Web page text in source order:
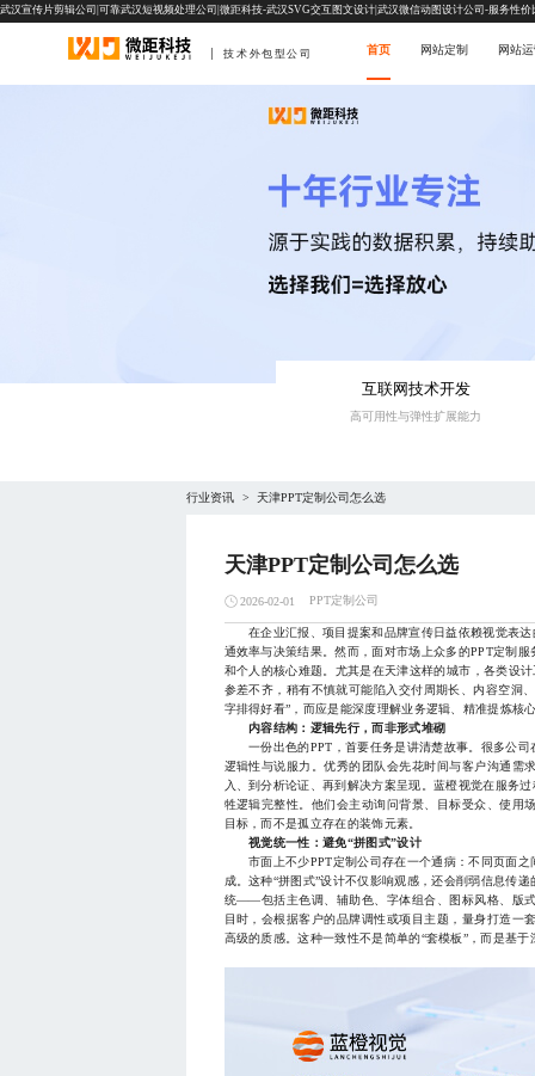
武汉宣传片剪辑公司|可靠武汉短视频处理公司|微距科技-武汉SVG交互图文设计|武汉微信动图设计公司-服务性价
技术外包型公司 首页 网站定制 网站
互联网技术开发
高可用性与弹性扩展能力‌
行业资讯 > 天津PPT定制公司怎么选
天津PPT定制公司怎么选
2026-02-01 PPT定制公司
在企业汇报、项目提案和品牌宣传日益依赖视觉表达
通效率与决策结果。然而，面对市场上众多的PPT定制
和个人的核心难题。尤其是在天津这样的城市，各类设
参差不齐，稍有不慎就可能陷入交付周期长、内容空洞
字排得好看”，而应是能深度理解业务逻辑、精准提炼核
内容结构：逻辑先行，而非形式堆砌
一份出色的PPT，首要任务是讲清楚故事。很多公司
逻辑性与说服力。优秀的团队会先花时间与客户沟通
入、到分析论证、再到解决方案呈现。蓝橙视觉在服务
牲逻辑完整性。他们会主动询问背景、目标受众、使用
目标，而不是孤立存在的装饰元素。
视觉统一性：避免“拼图式”设计
市面上不少PPT定制公司存在一个通病：不同页面之
成。这种“拼图式”设计不仅影响观感，还会削弱信息传
统——包括主色调、辅助色、字体组合、图标风格、版
目时，会根据客户的品牌调性或项目主题，量身打造一
高级的质感。这种一致性不是简单的“套模板”，而是基